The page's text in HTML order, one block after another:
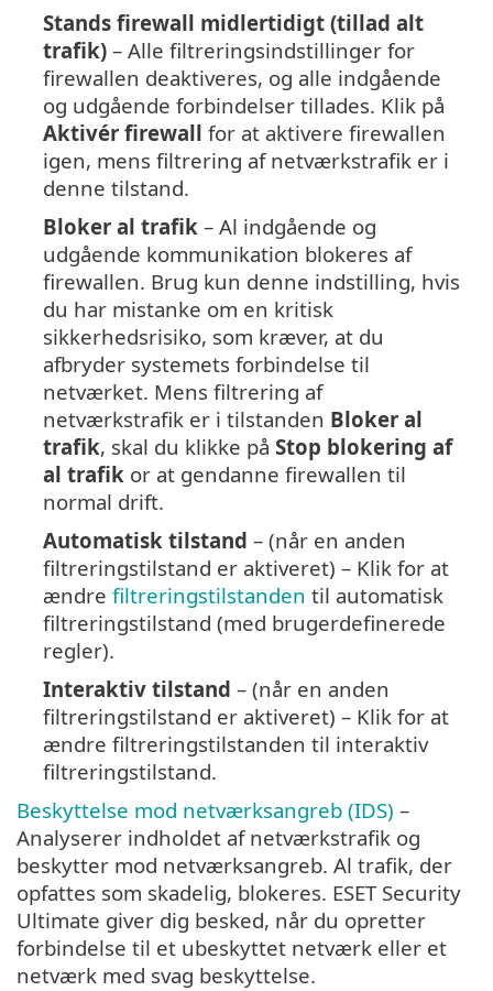
Stands firewall midlertidigt (tillad alt
trafik) – Alle filtreringsindstillinger for
firewallen deaktiveres, og alle indgående
og udgående forbindelser tillades. Klik på
Aktivér firewall for at aktivere firewallen
igen, mens filtrering af netværkstrafik er i
denne tilstand.
Bloker al trafik – Al indgående og
udgående kommunikation blokeres af
firewallen. Brug kun denne indstilling, hvis
du har mistanke om en kritisk
sikkerhedsrisiko, som kræver, at du
afbryder systemets forbindelse til
netværket. Mens filtrering af
netværkstrafik er i tilstanden Bloker al
trafik, skal du klikke på Stop blokering af
al trafik or at gendanne firewallen til
normal drift.
Automatisk tilstand – (når en anden
filtreringstilstand er aktiveret) – Klik for at
ændre filtreringstilstanden til automatisk
filtreringstilstand (med brugerdefinerede
regler).
Interaktiv tilstand – (når en anden
filtreringstilstand er aktiveret) – Klik for at
ændre filtreringstilstanden til interaktiv
filtreringstilstand.
Beskyttelse mod netværksangreb (IDS) –
Analyserer indholdet af netværkstrafik og
beskytter mod netværksangreb. Al trafik, der
opfattes som skadelig, blokeres. ESET Security
Ultimate giver dig besked, når du opretter
forbindelse til et ubeskyttet netværk eller et
netværk med svag beskyttelse.